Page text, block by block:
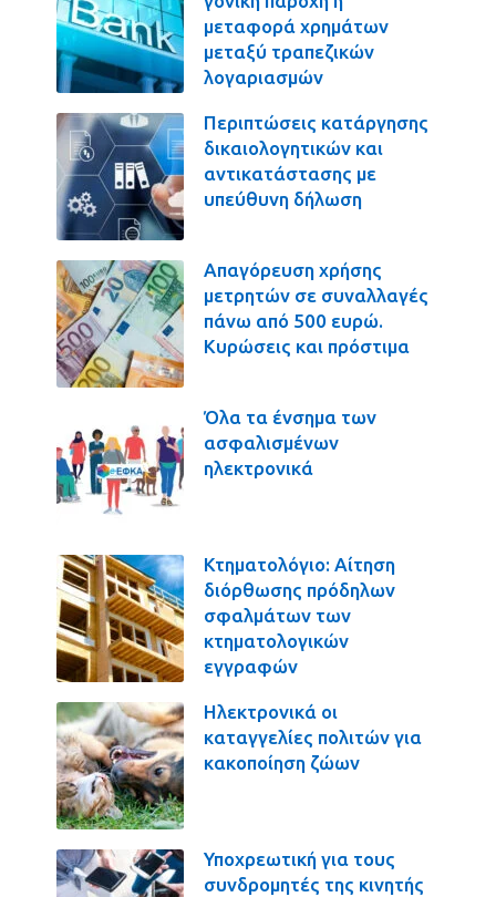
μεταφορά χρημάτων
μεταξύ τραπεζικών
λογαριασμών
Περιπτώσεις κατάργησης
δικαιολογητικών και
αντικατάστασης με
υπεύθυνη δήλωση
Απαγόρευση χρήσης
μετρητών σε συναλλαγές
πάνω από 500 ευρώ.
Κυρώσεις και πρόστιμα
Όλα τα ένσημα των
ασφαλισμένων
ηλεκτρονικά
Κτηματολόγιο: Αίτηση
διόρθωσης πρόδηλων
σφαλμάτων των
κτηματολογικών
εγγραφών
Ηλεκτρονικά οι
καταγγελίες πολιτών για
κακοποίηση ζώων
Υποχρεωτική για τους
συνδρομητές της κινητής